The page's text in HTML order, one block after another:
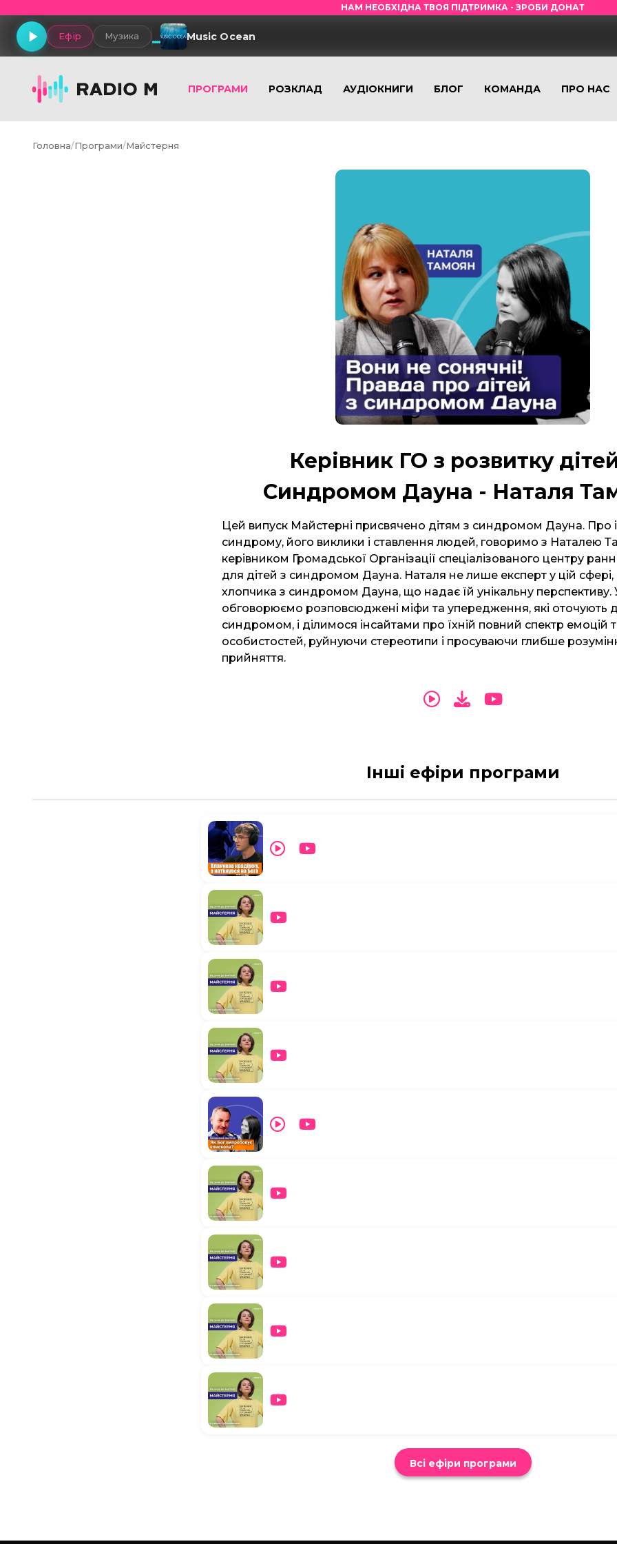
НАМ НЕОБХІДНА ТВОЯ ПІДТРИМКА - ЗРОБИ ДОНАТ
Ефір Музика Music Ocean
ПРОГРАМИ РОЗКЛАД АУДІОКНИГИ БЛОГ КОМАНДА ПРО НАС
Головна/Програми/Майстерня
Керівник ГО з розвитку
Синдромом Дауна - Наталя
Цей випуск Майстерні присвячено дітям з синдромом Дауна. Про
синдрому, його виклики і ставлення людей, говоримо з Наталею
керівником Громадської Організації спеціалізованого центру
для дітей з синдромом Дауна. Наталя не лише експерт у цій
хлопчика з синдромом Дауна, що надає їй унікальну перспективу.
обговорюємо розповсюджені міфи та упередження, які оточують
синдромом, і ділимося інсайтами про їхній повний спектр емоцій
особистостей, руйнуючи стереотипи і просуваючи глибше
прийняття.
Інші ефіри програми
Всі ефіри програми